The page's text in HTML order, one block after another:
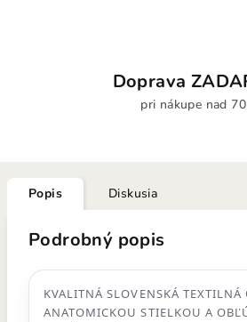
Doprava
pri nákupe nad
Popis Diskusia
Podrobný popis
KVALITNÁ SLOVENSKÁ TEXTILNÁ
ANATOMICKOU STIELKOU A